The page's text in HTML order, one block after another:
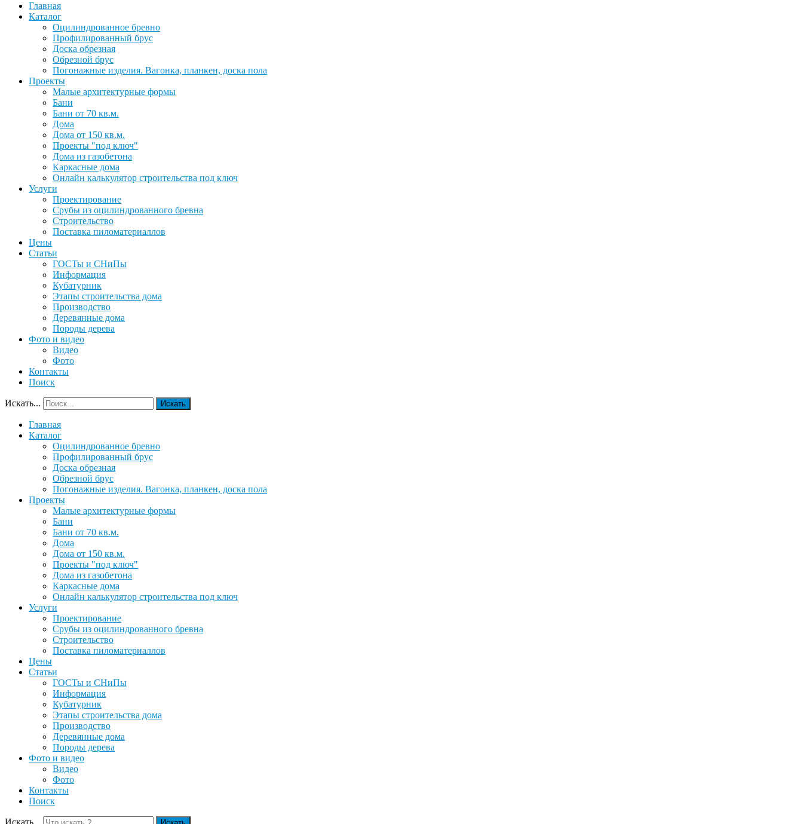
Главная
Каталог
Оцилиндрованное бревно
Профилированный брус
Доска обрезная
Обрезной брус
Погонажные изделия. Вагонка, планкен, доска пола
Проекты
Малые архитектурные формы
Бани
Бани от 70 кв.м.
Дома
Дома от 150 кв.м.
Проекты "под ключ"
Дома из газобетона
Каркасные дома
Онлайн калькулятор строительства под ключ
Услуги
Проектирование
Срубы из оцилиндрованного бревна
Строительство
Поставка пиломатериаллов
Цены
Статьи
ГОСТы и СНиПы
Информация
Кубатурник
Этапы строительства дома
Производство
Деревянные дома
Породы дерева
Фото и видео
Видео
Фото
Контакты
Поиск
Искать... Искать
Главная
Каталог
Оцилиндрованное бревно
Профилированный брус
Доска обрезная
Обрезной брус
Погонажные изделия. Вагонка, планкен, доска пола
Проекты
Малые архитектурные формы
Бани
Бани от 70 кв.м.
Дома
Дома от 150 кв.м.
Проекты "под ключ"
Дома из газобетона
Каркасные дома
Онлайн калькулятор строительства под ключ
Услуги
Проектирование
Срубы из оцилиндрованного бревна
Строительство
Поставка пиломатериаллов
Цены
Статьи
ГОСТы и СНиПы
Информация
Кубатурник
Этапы строительства дома
Производство
Деревянные дома
Породы дерева
Фото и видео
Видео
Фото
Контакты
Поиск
Искать...